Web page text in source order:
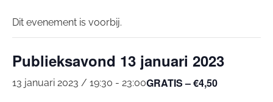
Dit evenement is voorbij.
Publieksavond 13 januari 2023
13 januari 2023 / 19:30 - 23:00GRATIS – €4,50